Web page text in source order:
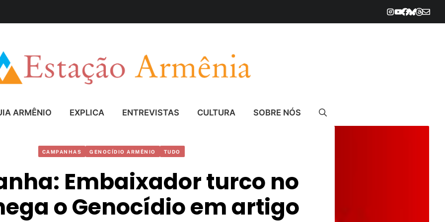
ARMÊNIO EXPLICA ENTREVISTAS CULTURA SOBRE NÓS
CAMPANHAS GENOCÍDIO ARMÊNIO TUDO
Embaixador turco no
o Genocídio em artigo